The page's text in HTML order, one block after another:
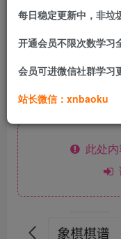
类似这样的，还有唱
人比较喜欢的兴趣都
老年人市场是真的可
此处
每日稳定更新中，非垃
开通会员不限次数学习
会员可进微信社群学习
站长微信：xnbaoku